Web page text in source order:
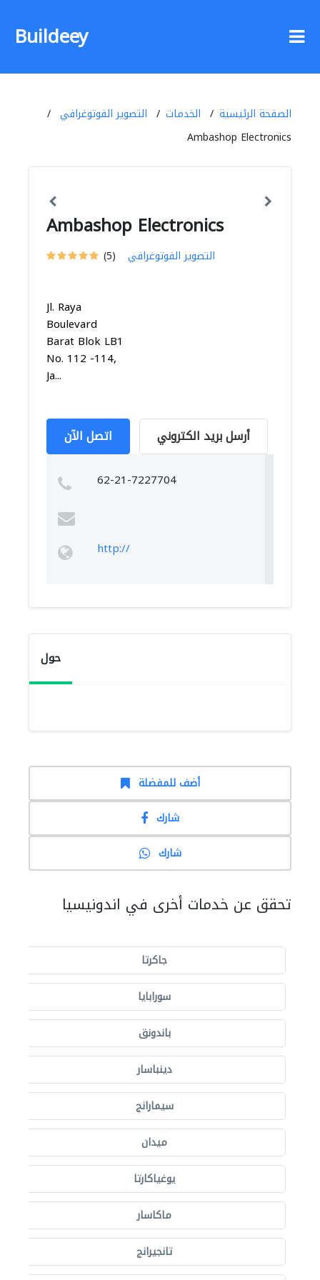
Buildeey
الصفحة الرئيسية الخدمات
التصوير الفوتوغرافي
Ambashop Electronics
Ambashop Electronics
(5) التصوير الفوتوغرافي
Jl. Raya
Boulevard
Barat Blok LB1
No. 112 -114,
Ja...
اتصل الآن أرسل بريد الكتروني
62-21-7227704
http://
حول
أضف للمفضلة
شارك
شارك
تحقق عن خدمات أخرى في اندونيسيا
جاكرتا
سورابايا
باندونق
دينباسار
سيمارانج
ميدان
يوغياكارتا
ماكاسار
تانجيرانج